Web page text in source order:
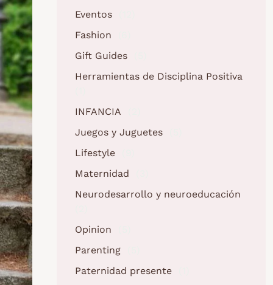
Eventos
Fashion
Gift Guides
Herramientas de Disciplina Positiva
INFANCIA
Juegos y Juguetes
Lifestyle
Maternidad
Neurodesarrollo y neuroeducación
Opinion
Parenting
Paternidad presente